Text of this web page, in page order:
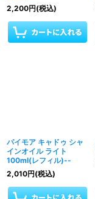
2,200円(税込)
パイモア キャドゥ シャ
インオイル ライト
100ml(レフィル)--
2,010円(税込)